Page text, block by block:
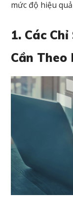
mức độ hiệu
1. Các
Cần Theo